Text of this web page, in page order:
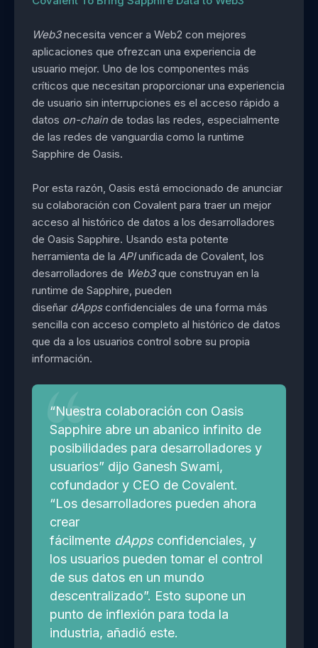
Web3necesita vencer a Web2 con mejores
aplicaciones que ofrezcan una experiencia de
usuario mejor. Uno de los componentes más
críticos que necesitan proporcionar una experiencia
de usuario sin interrupciones es el acceso rápido a
datos on-chain de todas las redes, especialmente
de las redes de vanguardia como la runtime
Sapphire de Oasis.
Por esta razón, Oasis está emocionado de anunciar
su colaboración con Covalent para traer un mejor
acceso al histórico de datos a los desarrolladores
de Oasis Sapphire. Usando esta potente
herramienta de la APIunificada de Covalent, los
desarrolladores de Web3que construyan en la
runtime de Sapphire, pueden
diseñar dAppsconfidenciales de una forma más
sencilla con acceso completo al histórico de datos
que da a los usuarios control sobre su propia
información.
“Nuestra colaboración con Oasis
Sapphire abre un abanico infinito de
posibilidades para desarrolladores y
usuarios” dijo Ganesh Swami,
cofundador y CEO de Covalent.
“Los desarrolladores pueden ahora
crear
fácilmente dApps confidenciales, y
los usuarios pueden tomar el control
de sus datos en un mundo
descentralizado”. Esto supone un
punto de inflexión para toda la
industria, añadió este.